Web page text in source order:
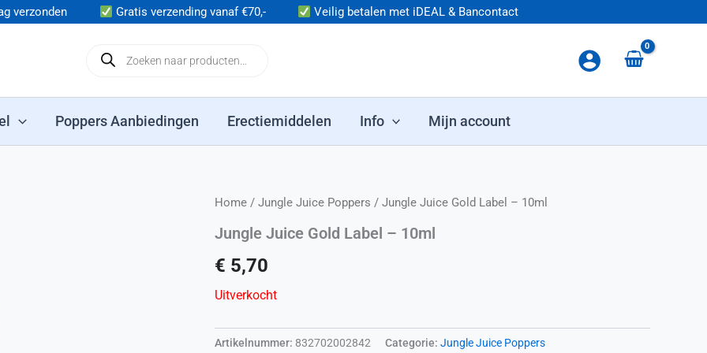
verzonden Gratis verzending vanaf €70,- Veilig betalen met iDEAL & Bancontact
Poppers Aanbiedingen Erectiemiddelen Info Mijn account
Home / Jungle Juice Poppers / Jungle Juice Gold Label – 10ml
Jungle Juice Gold Label – 10ml
€ 5,70
Uitverkocht
Artikelnummer: 832702002842 Categorie: Jungle Juice Poppers